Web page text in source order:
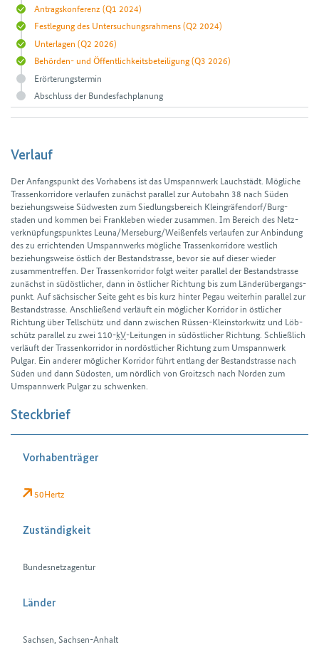
Antragskonferenz (Q1 2024)
Festlegung des Untersuchungsrahmens(Q2 2024)
Unterlagen (Q2 2026)
Behörden- und Öffentlichkeitsbeteiligung(Q3 2026)
Erörterungstermin
Abschluss der Bundesfachplanung
Verlauf
Der Anfangspunkt des Vorhabens ist das Umspann­werk Lauch­städt. Mögliche
Trassen­korridore verlaufen zunächst parallel zur Auto­bahn 38 nach Süden
beziehungs­weise Süd­westen zum Siedlungs­bereich Klein­gräfen­dorf/Burg­
staden und kommen bei Frank­leben wieder zusammen. Im Bereich des Netz­
verknüpfungs­punktes Leuna/Merse­burg/Weißen­fels verlaufen zur Anbindung
des zu errichtenden Umspann­werks mögliche Trassen­korridore westlich
beziehungs­weise östlich der Bestands­trasse, bevor sie auf dieser wieder
zusammen­treffen. Der Trassen­korridor folgt weiter parallel der Bestands­trasse
zunächst in süd­östlicher, dann in östlicher Richtung bis zum Länder­über­gangs­
punkt. Auf sächsischer Seite geht es bis kurz hinter Pegau weiter­hin parallel zur
Bestands­trasse. Anschließend verläuft ein möglicher Korridor in östlicher
Richtung über Tell­schütz und dann zwischen Rüssen-Klein­stork­witz und Löb­
schütz parallel zu zwei 110-kV-Leitungen in süd­östlicher Richtung. Schließlich
verläuft der Trassen­korridor in nord­östlicher Richtung zum Umspann­werk
Pulgar. Ein anderer möglicher Korridor führt entlang der Bestands­trasse nach
Süden und dann Süd­osten, um nördlich von Groitzsch nach Norden zum
Umspann­werk Pulgar zu schwenken.
Steckbrief
Vorhabenträger
50Hertz
Zuständigkeit
Bundesnetzagentur
Länder
Sachsen, Sachsen-Anhalt